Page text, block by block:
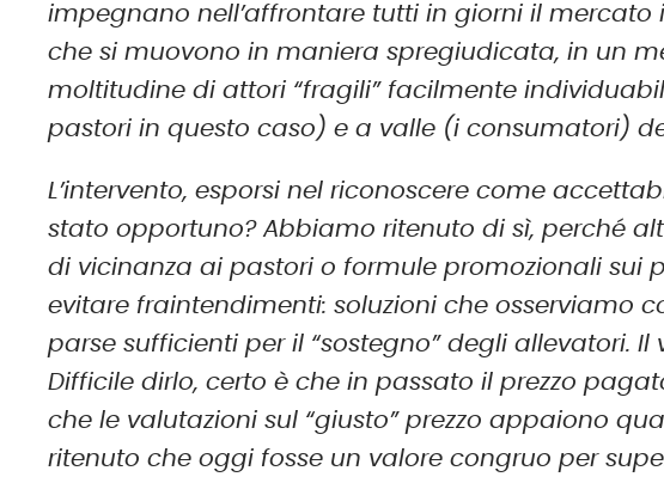
impegnano nell’affrontare tutti in giorni il mercato
che si muovono in maniera spregiudicata, in un
moltitudine di attori “fragili” facilmente
pastori in questo caso) e a valle (i consumatori)
L’intervento, esporsi nel riconoscere come
stato opportuno? Abbiamo ritenuto di sì, perché
di vicinanza ai pastori o formule promozionali sui
evitare fraintendimenti: soluzioni che osserviamo
parse sufficienti per il “sostegno” degli allevatori.
Difficile dirlo, certo è che in passato il prezzo
che le valutazioni sul “giusto” prezzo appaiono
ritenuto che oggi fosse un valore congruo per